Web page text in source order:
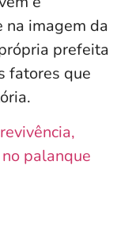
imagem da
prefeita
fatores que
palanque